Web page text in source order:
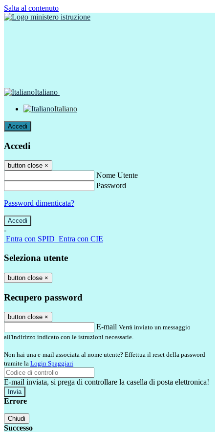
Salta al contenuto
Italiano
Italiano
Accedi
Accedi
button close ×
Nome Utente
Password
Password dimenticata?
-
Entra con SPID Entra con CIE
Seleziona utente
button close ×
Recupero password
button close ×
E-mail Verrà inviato un messaggio
all'indirizzo indicato con le istruzioni necessarie.
Non hai una e-mail associata al nome utente? Effettua il reset della password
tramite la Login Spaggiari
E-mail inviata, si prega di controllare la casella di posta elettronica!
Errore
Chiudi
Successo